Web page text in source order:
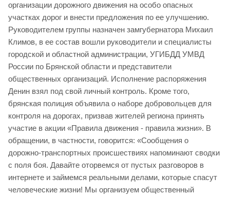
организации дорожного движения на особо опасных
участках дорог и внести предложения по ее улучшению.
Руководителем группы назначен замгубернатора Михаил
Климов, в ее состав вошли руководители и специалисты
городской и областной администрации, УГИБДД УМВД
России по Брянской области и представители
общественных организаций. Исполнение распоряжения
Денин взял под свой личный контроль. Кроме того,
брянская полиция объявила о наборе добровольцев для
контроля на дорогах, призвав жителей региона принять
участие в акции «Правила движения - правила жизни». В
обращении, в частности, говорится: «Сообщения о
дорожно-транспортных происшествиях напоминают сводки
с поля боя. Давайте оторвемся от пустых разговоров в
интернете и займемся реальными делами, которые спасут
человеческие жизни! Мы организуем общественный